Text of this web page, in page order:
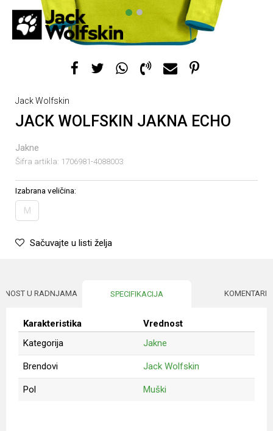
1 2
Jack Wolfskin
JACK WOLFSKIN JAKNA ECHO
Jakne
Šifra artikla: 1706981-4088003
Izabrana veličina:
M
Sačuvajte u listi želja
U RADNJAMA SPECIFIKACIJA KOMENTARI
Karakteristika
Vrednost
Kategorija
Jakne
Brendovi Jack Wolfskin
Pol Muški